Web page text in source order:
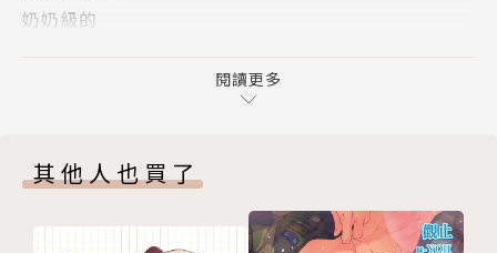
奶奶級的
閱讀更多
其他人也買了